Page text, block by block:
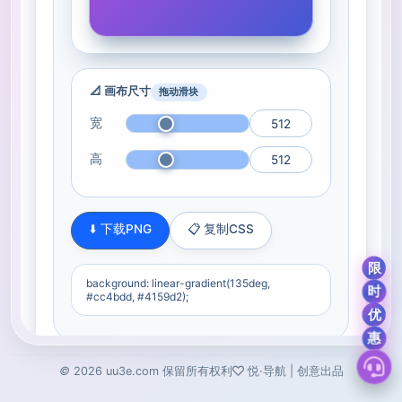
© 2026 uu3e.com 保留所有权利 悦·导航 | 创意出品